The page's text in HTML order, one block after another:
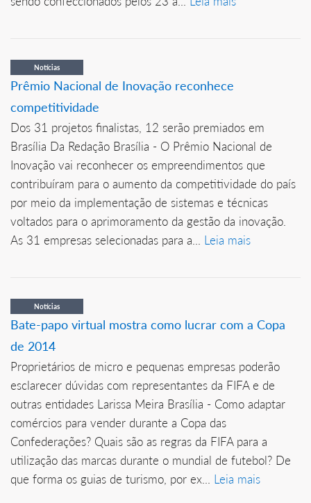
Notícias
Prêmio Nacional de Inovação reconhece
competitividade
Dos 31 projetos finalistas, 12 serão premiados em
Brasília Da Redação Brasília - O Prêmio Nacional de
Inovação vai reconhecer os empreendimentos que
contribuíram para o aumento da competitividade do país
por meio da implementação de sistemas e técnicas
voltados para o aprimoramento da gestão da inovação.
As 31 empresas selecionadas para a... Leia mais
Notícias
Bate-papo virtual mostra como lucrar com a Copa
de 2014
Proprietários de micro e pequenas empresas poderão
esclarecer dúvidas com representantes da FIFA e de
outras entidades Larissa Meira Brasília - Como adaptar
comércios para vender durante a Copa das
Confederações? Quais são as regras da FIFA para a
utilização das marcas durante o mundial de futebol? De
que forma os guias de turismo, por ex... Leia mais